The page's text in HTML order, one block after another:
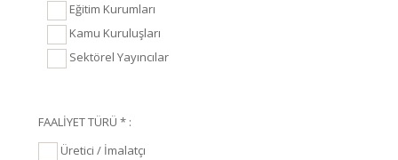
Eğitim Kurumları
Kamu Kuruluşları
Sektörel Yayıncılar
FAALİYET TÜRÜ * :
Üretici / İmalatçı